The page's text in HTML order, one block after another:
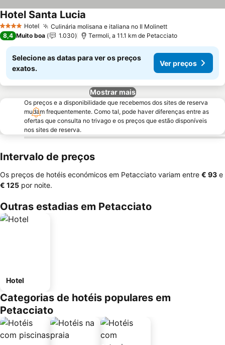
4 EstrelasHotel Culinária molisana e italiana no Il MolinettVer preços
Hotel Santa Lucia
8,4 Muito boa 1.030 Termoli, a 11.1 km de Petacciato
Selecione as datas para ver os preços
exatos.
Ver preços
Mostrar mais
Os preços e a disponibilidade que recebemos dos sites de reserva
mudam frequentemente. Como tal, pode haver diferenças entre as
ofertas que consulta no trivago e os preços que estão disponíveis
nos sites de reserva.
Intervalo de preços
Os preços de hotéis económicos em Petacciato variam entre ‎€ 93 e
‎€ 125 por noite.
Outras estadias em Petacciato
Hotel
Categorias de hotéis populares em
Petacciato